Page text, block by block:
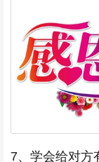
7、学会给对方